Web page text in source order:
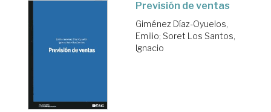
Previsión de ventas
Giménez Díaz-Oyuelos,
Emilio; Soret Los Santos,
Ignacio